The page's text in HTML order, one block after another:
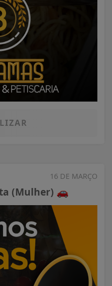
16 DE MARÇO
(Mulher) 🚗